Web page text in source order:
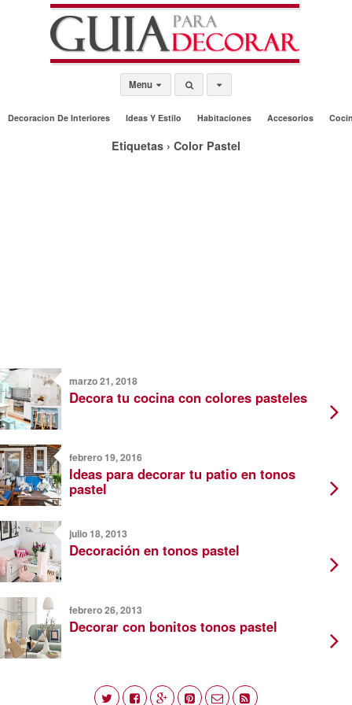
Menu
Decoracion De Interiores Ideas Y Estilo Habitaciones Accesorios
Etiquetas › Color Pastel
marzo 21, 2018
Decora tu cocina con colores pasteles
febrero 19, 2016
Ideas para decorar tu patio en tonos
pastel
julio 18, 2013
Decoración en tonos pastel
febrero 26, 2013
Decorar con bonitos tonos pastel